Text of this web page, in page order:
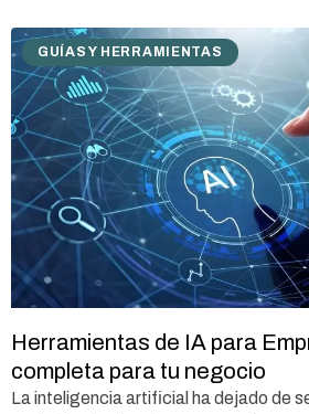
GUÍAS Y HERRAMIENTAS
Herramientas de IA para
completa para tu negocio
La inteligencia artificial ha dejado de